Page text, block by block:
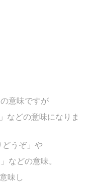
意味ですが
などの意味になりま
どうぞ」や
などの意味。
味し